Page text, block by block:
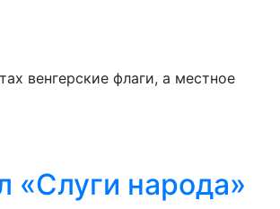
венгерские флаги, а местное
«Слуги народа»